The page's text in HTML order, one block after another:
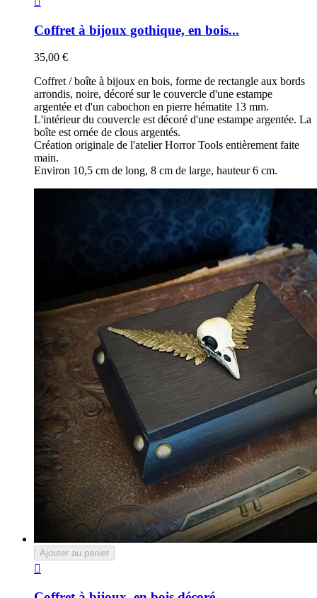
Coffret à bijoux gothique, en bois...
35,00 €
Coffret / boîte à bijoux en bois, forme de rectangle aux bords
arrondis, noire, décoré sur le couvercle d'une estampe
argentée et d'un cabochon en pierre hématite 13 mm.
L'intérieur du couvercle est décoré d'une estampe argentée. La
boîte est ornée de clous argentés.
Création originale de l'atelier Horror Tools entièrement faite
main.
Environ 10,5 cm de long, 8 cm de large, hauteur 6 cm.
Ajouter au panier
